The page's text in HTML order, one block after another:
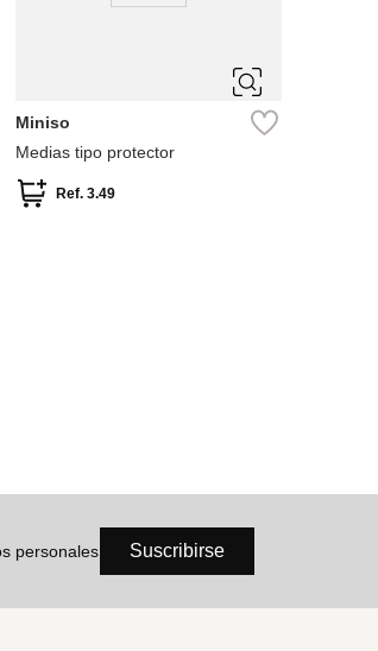
Miniso
Medias tipo protector
Ref. 3.49
personales Suscribirse